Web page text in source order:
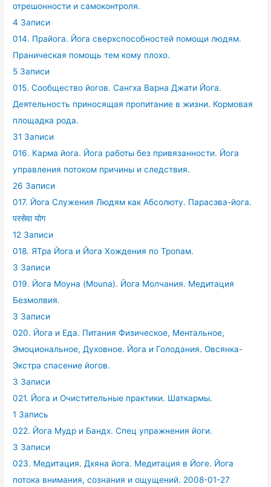
отрешонности и самоконтроля.
4 Записи
014. Прайога. Йога сверхспособностей помощи людям.
Праническая помощь тем кому плохо.
5 Записи
015. Сообщество йогов. Сангха Варна Джати Йога.
Деятельность приносящая пропитание в жизни. Кормовая
площадка рода.
31 Записи
016. Карма йога. Йога работы без привязанности. Йога
управления потоком причины и следствия.
26 Записи
017. Йога Служения Людям как Абсолюту. Парасэва-йога.
परसेवा योग
12 Записи
018. ЯТра Йога и Йога Хождения по Тропам.
3 Записи
019. Йога Моуна (Mouna). Йога Молчания. Медитация
Безмолвия.
3 Записи
020. Йога и Еда. Питания Физическое, Ментальное,
Эмоциональное, Духовное. Йога и Голодания. Овсянка-
Экстра спасение йогов.
3 Записи
021. Йога и Очистительные практики. Шаткармы.
1 Запись
022. Йога Мудр и Бандх. Спец упражнения йоги.
3 Записи
023. Медитация. Дхяна йога. Медитация в Йоге. Йога
потока внимания, сознания и ощущений. 2008-01-27